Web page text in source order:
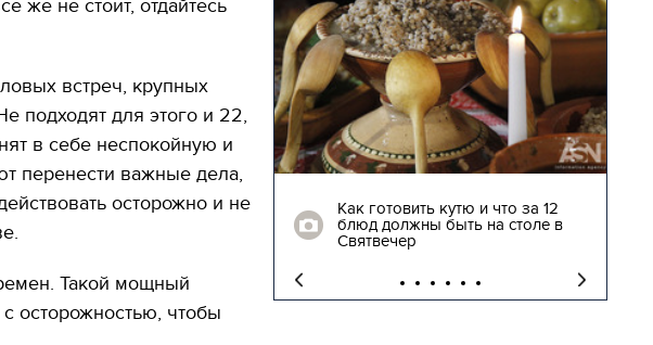
же не стоит, отдайтесь
встреч, крупных
подходят для этого и 22,
в себе неспокойную и
перенести важные дела,
осторожно и не
Такой мощный
осторожностью, чтобы
11.10.2017 | 16:22
Времена Руси: как выглядят
"Сторожевая застава"
Как готовить кутю и что за 12
блюд должны быть на столе в
Святвечер